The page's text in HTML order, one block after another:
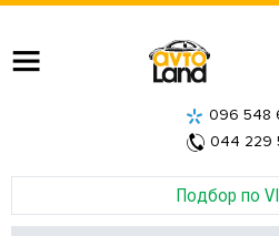
Подбор по
096 548
044 229